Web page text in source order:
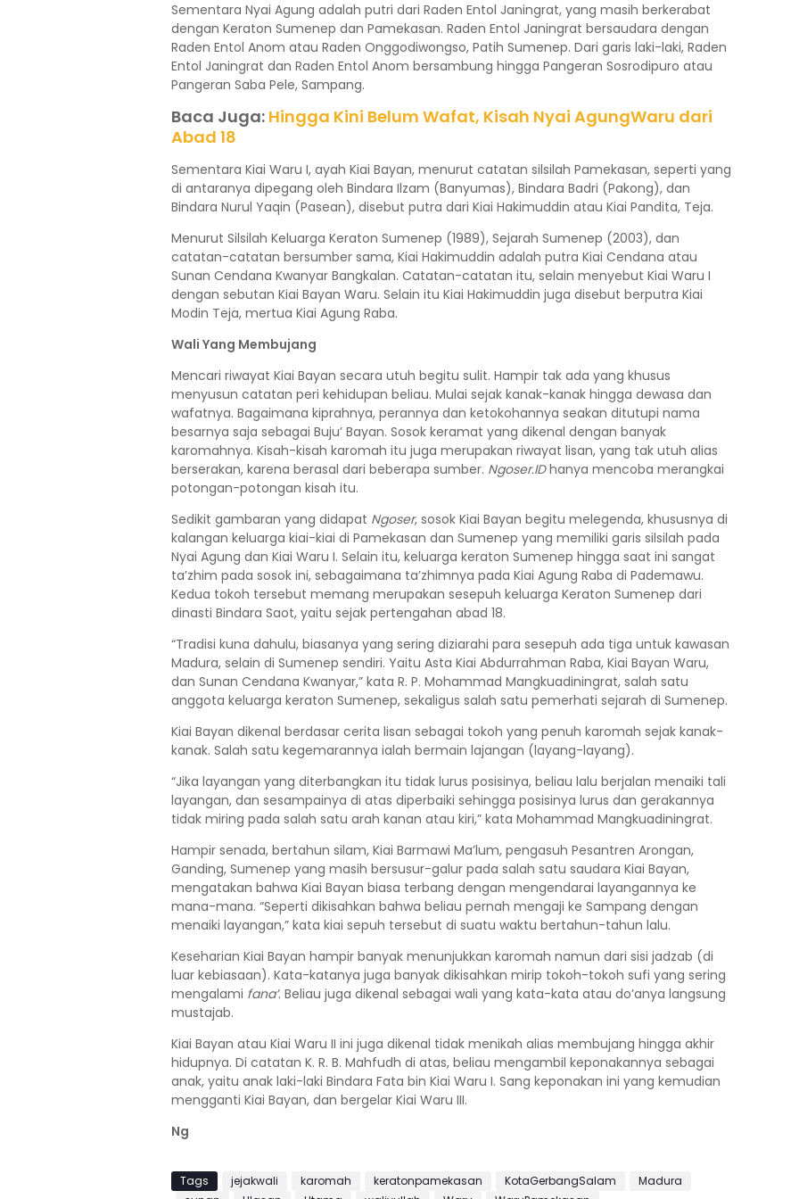
Sementara Nyai Agung adalah putri dari Raden Entol Janingrat, yang masih berkerabat
dengan Keraton Sumenep dan Pamekasan. Raden Entol Janingrat bersaudara dengan
Raden Entol Anom atau Raden Onggodiwongso, Patih Sumenep. Dari garis laki-laki, Raden
Entol Janingrat dan Raden Entol Anom bersambung hingga Pangeran Sosrodipuro atau
Pangeran Saba Pele, Sampang.
Baca Juga: Hingga Kini Belum Wafat, Kisah Nyai AgungWaru dari
Abad 18
Sementara Kiai Waru I, ayah Kiai Bayan, menurut catatan silsilah Pamekasan, seperti yang
di antaranya dipegang oleh Bindara Ilzam (Banyumas), Bindara Badri (Pakong), dan
Bindara Nurul Yaqin (Pasean), disebut putra dari Kiai Hakimuddin atau Kiai Pandita, Teja.
Menurut Silsilah Keluarga Keraton Sumenep (1989), Sejarah Sumenep (2003), dan
catatan-catatan bersumber sama, Kiai Hakimuddin adalah putra Kiai Cendana atau
Sunan Cendana Kwanyar Bangkalan. Catatan-catatan itu, selain menyebut Kiai Waru I
dengan sebutan Kiai Bayan Waru. Selain itu Kiai Hakimuddin juga disebut berputra Kiai
Modin Teja, mertua Kiai Agung Raba.
Wali Yang Membujang
Mencari riwayat Kiai Bayan secara utuh begitu sulit. Hampir tak ada yang khusus
menyusun catatan peri kehidupan beliau. Mulai sejak kanak-kanak hingga dewasa dan
wafatnya. Bagaimana kiprahnya, perannya dan ketokohannya seakan ditutupi nama
besarnya saja sebagai Buju’ Bayan. Sosok keramat yang dikenal dengan banyak
karomahnya. Kisah-kisah karomah itu juga merupakan riwayat lisan, yang tak utuh alias
berserakan, karena berasal dari beberapa sumber. Ngoser.IDhanya mencoba merangkai
potongan-potongan kisah itu.
Sedikit gambaran yang didapat Ngoser, sosok Kiai Bayan begitu melegenda, khususnya di
kalangan keluarga kiai-kiai di Pamekasan dan Sumenep yang memiliki garis silsilah pada
Nyai Agung dan Kiai Waru I. Selain itu, keluarga keraton Sumenep hingga saat ini sangat
ta’zhim pada sosok ini, sebagaimana ta’zhimnya pada Kiai Agung Raba di Pademawu.
Kedua tokoh tersebut memang merupakan sesepuh keluarga Keraton Sumenep dari
dinasti Bindara Saot, yaitu sejak pertengahan abad 18.
“Tradisi kuna dahulu, biasanya yang sering diziarahi para sesepuh ada tiga untuk kawasan
Madura, selain di Sumenep sendiri. Yaitu Asta Kiai Abdurrahman Raba, Kiai Bayan Waru,
dan Sunan Cendana Kwanyar,” kata R. P. Mohammad Mangkuadiningrat, salah satu
anggota keluarga keraton Sumenep, sekaligus salah satu pemerhati sejarah di Sumenep.
Kiai Bayan dikenal berdasar cerita lisan sebagai tokoh yang penuh karomah sejak kanak-
kanak. Salah satu kegemarannya ialah bermain lajangan (layang-layang).
“Jika layangan yang diterbangkan itu tidak lurus posisinya, beliau lalu berjalan menaiki tali
layangan, dan sesampainya di atas diperbaiki sehingga posisinya lurus dan gerakannya
tidak miring pada salah satu arah kanan atau kiri,” kata Mohammad Mangkuadiningrat.
Hampir senada, bertahun silam, Kiai Barmawi Ma’lum, pengasuh Pesantren Arongan,
Ganding, Sumenep yang masih bersusur-galur pada salah satu saudara Kiai Bayan,
mengatakan bahwa Kiai Bayan biasa terbang dengan mengendarai layangannya ke
mana-mana. “Seperti dikisahkan bahwa beliau pernah mengaji ke Sampang dengan
menaiki layangan,” kata kiai sepuh tersebut di suatu waktu bertahun-tahun lalu.
Keseharian Kiai Bayan hampir banyak menunjukkan karomah namun dari sisi jadzab (di
luar kebiasaan). Kata-katanya juga banyak dikisahkan mirip tokoh-tokoh sufi yang sering
mengalami fana’. Beliau juga dikenal sebagai wali yang kata-kata atau do’anya langsung
mustajab.
Kiai Bayan atau Kiai Waru II ini juga dikenal tidak menikah alias membujang hingga akhir
hidupnya. Di catatan K. R. B. Mahfudh di atas, beliau mengambil keponakannya sebagai
anak, yaitu anak laki-laki Bindara Fata bin Kiai Waru I. Sang keponakan ini yang kemudian
mengganti Kiai Bayan, dan bergelar Kiai Waru III.
Ng
Tags jejakwali karomah keratonpamekasan KotaGerbangSalam
Madura